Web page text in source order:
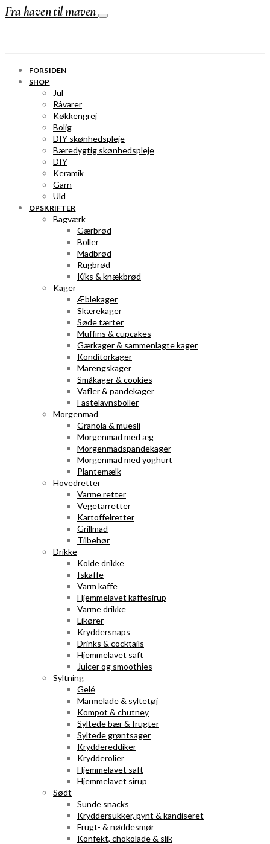
Fra haven til maven
FORSIDEN
SHOP
Jul
Råvarer
Køkkengrej
Bolig
DIY skønhedspleje
Bæredygtig skønhedspleje
DIY
Keramik
Garn
Uld
OPSKRIFTER
Bagværk
Gærbrød
Boller
Madbrød
Rugbrød
Kiks & knækbrød
Kager
Æblekager
Skærekager
Søde tærter
Muffins & cupcakes
Gærkager & sammenlagte kager
Konditorkager
Marengskager
Småkager & cookies
Vafler & pandekager
Fastelavnsboller
Morgenmad
Granola & müesli
Morgenmad med æg
Morgenmadspandekager
Morgenmad med yoghurt
Plantemælk
Hovedretter
Varme retter
Vegetarretter
Kartoffelretter
Grillmad
Tilbehør
Drikke
Kolde drikke
Iskaffe
Varm kaffe
Hjemmelavet kaffesirup
Varme drikke
Likører
Kryddersnaps
Drinks & cocktails
Hjemmelavet saft
Juicer og smoothies
Syltning
Gelé
Marmelade & syltetøj
Kompot & chutney
Syltede bær & frugter
Syltede grøntsager
Kryddereddiker
Krydderolier
Hjemmelavet saft
Hjemmelavet sirup
Sødt
Sunde snacks
Kryddersukker, pynt & kandiseret
Frugt- & nøddesmør
Konfekt, chokolade & slik